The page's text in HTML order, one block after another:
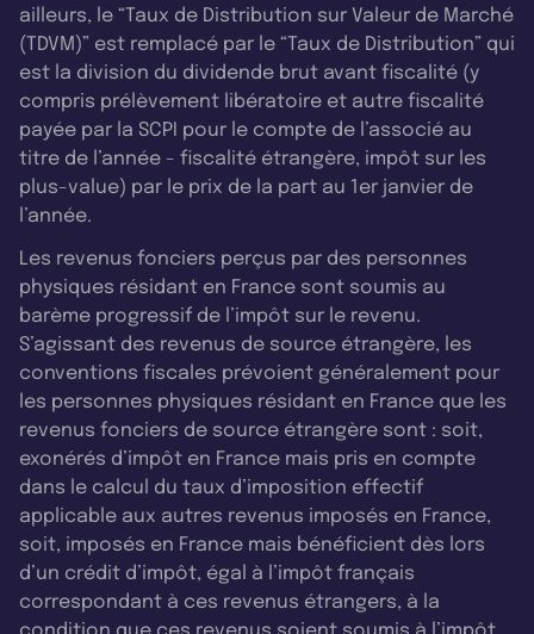
ailleurs, le “Taux de Distribution sur Valeur de Marché
(TDVM)” est remplacé par le “Taux de Distribution” qui
est la division du dividende brut avant fiscalité (y
compris prélèvement libératoire et autre fiscalité
payée par la SCPI pour le compte de l’associé au
titre de l’année - fiscalité étrangère, impôt sur les
plus-value) par le prix de la part au 1er janvier de
l’année.
Les revenus fonciers perçus par des personnes
physiques résidant en France sont soumis au
barème progressif de l’impôt sur le revenu.
S’agissant des revenus de source étrangère, les
conventions fiscales prévoient généralement pour
les personnes physiques résidant en France que les
revenus fonciers de source étrangère sont : soit,
exonérés d’impôt en France mais pris en compte
dans le calcul du taux d’imposition effectif
applicable aux autres revenus imposés en France,
soit, imposés en France mais bénéficient dès lors
d’un crédit d’impôt, égal à l’impôt français
correspondant à ces revenus étrangers, à la